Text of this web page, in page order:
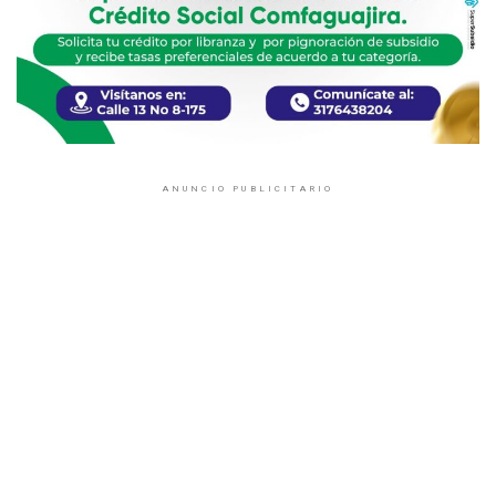
ANUNCIO PUBLICITARIO